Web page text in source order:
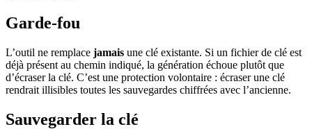
Garde-fou
L’outil ne remplace jamais une clé existante. Si un fichier de clé est
déjà présent au chemin indiqué, la génération échoue plutôt que
d’écraser la clé. C’est une protection volontaire : écraser une clé
rendrait illisibles toutes les sauvegardes chiffrées avec l’ancienne.
Sauvegarder la clé